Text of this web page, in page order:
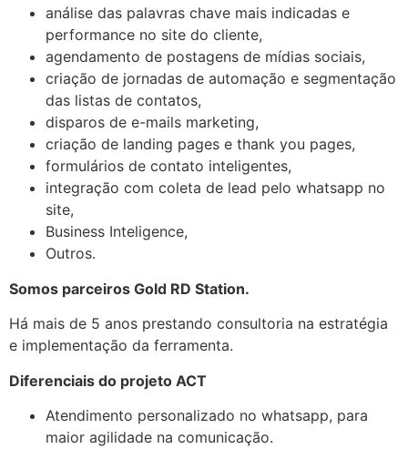
análise das palavras chave mais indicadas e
performance no site do cliente,
agendamento de postagens de mídias sociais,
criação de jornadas de automação e segmentação
das listas de contatos,
disparos de e-mails marketing,
criação de landing pages e thank you pages,
formulários de contato inteligentes,
integração com coleta de lead pelo whatsapp no
site,
Business Inteligence,
Outros.
Somos parceiros Gold RD Station.
Há mais de 5 anos prestando consultoria na estratégia
e implementação da ferramenta.
Diferenciais do projeto ACT
Atendimento personalizado no whatsapp, para
maior agilidade na comunicação.